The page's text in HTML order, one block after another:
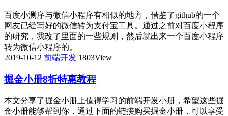
百度小测序与微信小程序有相似的地方，借鉴了github的一个
网友已经写好的微信转为支付宝工具。通过之前对百度小程序
的研究，我改了里面的一些规则，然后就出来一个百度小程序
转为微信小程序的。
2019-10-12 前端开发 1803View
掘金小册8折特惠教程
本文分享了掘金小册上值得学习的前端开发小册，希望这些掘
金小册能够帮到你，通过下面的链接购买掘金小册，可以享受